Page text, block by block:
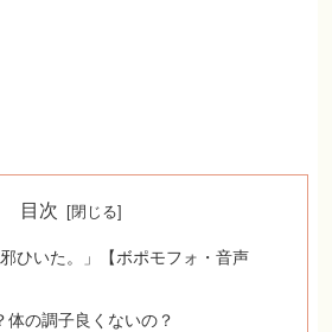
目次
ひいた。」【ボポモフォ・音声
体の調子良くないの？